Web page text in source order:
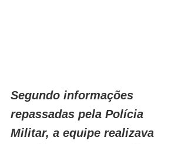
Segundo informações
repassadas pela Polícia
Militar, a equipe realizava